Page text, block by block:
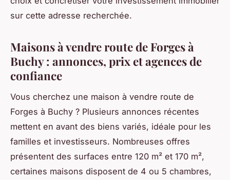
sur cette adresse recherchée.
Maisons à vendre route de Forges à
Buchy : annonces, prix et agences de
confiance
Vous cherchez une maison à vendre route de
Forges à Buchy ? Plusieurs annonces récentes
mettent en avant des biens variés, idéale pour les
familles et investisseurs. Nombreuses offres
présentent des surfaces entre 120 m² et 170 m²,
certaines maisons disposent de 4 ou 5 chambres,